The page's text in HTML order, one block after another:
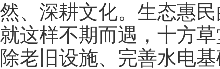
然、深耕文化。生态惠
就这样不期而遇，十方
除老旧设施、完善水电